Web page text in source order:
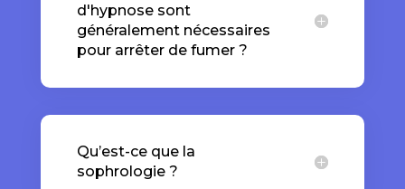
d'hypnose sont
généralement nécessaires
pour arrêter de fumer ?
Qu’est-ce que la
sophrologie ?